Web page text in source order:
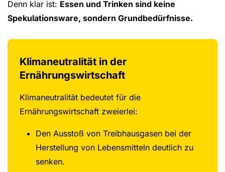
Denn klar ist: Essen und Trinken sind keine
Spekulationsware, sondern Grundbedürfnisse.
Klimaneutralität in der
Ernährungswirtschaft
Klimaneutralität bedeutet für die
Ernährungswirtschaft zweierlei:
Den Ausstoß von Treibhausgasen bei der
Herstellung von Lebensmitteln deutlich zu
senken.